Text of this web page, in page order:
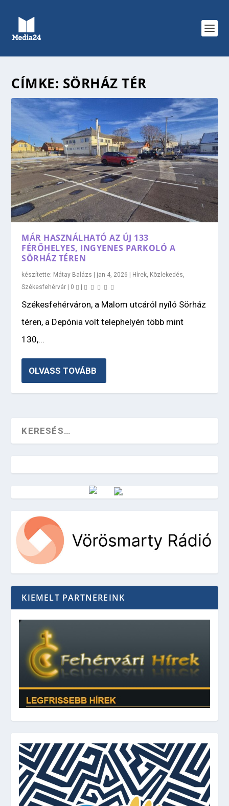
CÍMKE: SÖRHÁZ TÉR
MÁR HASZNÁLHATÓ AZ ÚJ 133
FÉRŐHELYES, INGYENES PARKOLÓ A
SÖRHÁZ TÉREN
készítette: Mátay Balázs | jan 4, 2026 | Hírek Közlekedés
Székesfehérvár | 0 |
Székesfehérváron, a Malom utcáról nyíló Sörház
téren, a Depónia volt telephelyén több mint
130,...
OLVASS TOVÁBB
Vörösmarty Rádió
KIEMELT PARTNEREINK